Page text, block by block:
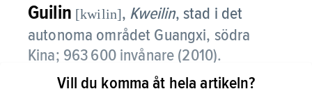
Guilin [kwilin], Kweilin, stad i det
autonoma området Guangxi, södra
Kina; 963 600 invånare (2010).
Guilin är sedan gammalt ett centrum för
Vill du komma åt hela artikeln?